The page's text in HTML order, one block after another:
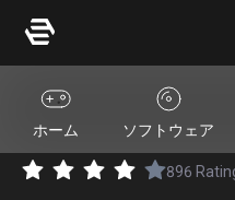
ホーム ソフトウェア
HELLDIVERS™
896